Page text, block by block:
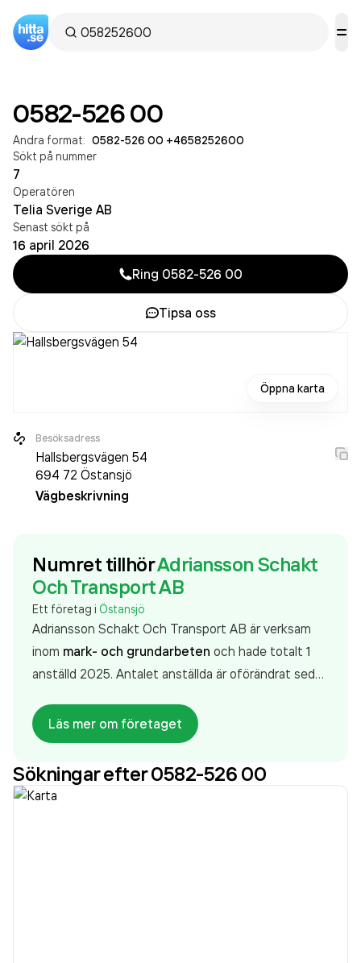
0582-526 00
Andra format: 0582-526 00 +4658252600
Sökt på nummer
7
Operatören
Telia Sverige AB
Senast sökt på
16 april 2026
Ring 0582-526 00
Tipsa oss
Öppna karta
Besöksadress
Hallsbergsvägen 54
694 72 Östansjö
Vägbeskrivning
Numret tillhörAdriansson Schakt
Och Transport AB
Ett företag i Östansjö
Adriansson Schakt Och Transport AB är verksam
inom mark- och grundarbeten och hade totalt 1
anställd 2025. Antalet anställda är oförändrat sedan
aktivt sedan 1991. Adriansson Schakt Och
Transport ABomsatte 21 123 000,00 kr
räkenskapsåret (2025).
Läs mer om företaget
Sökningar efter 0582-526 00